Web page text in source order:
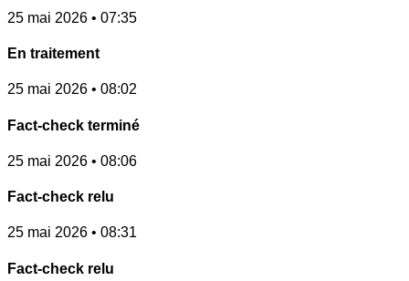
25 mai 2026 • 07:35
En traitement
25 mai 2026 • 08:02
Fact-check terminé
25 mai 2026 • 08:06
Fact-check relu
25 mai 2026 • 08:31
Fact-check relu